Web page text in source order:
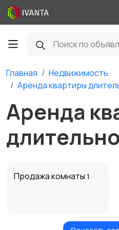
Главная
Недвижимость
Аренда квартиры
Аренда
Продажа комнаты 1